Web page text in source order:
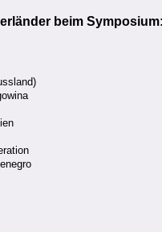
beim Symposium: